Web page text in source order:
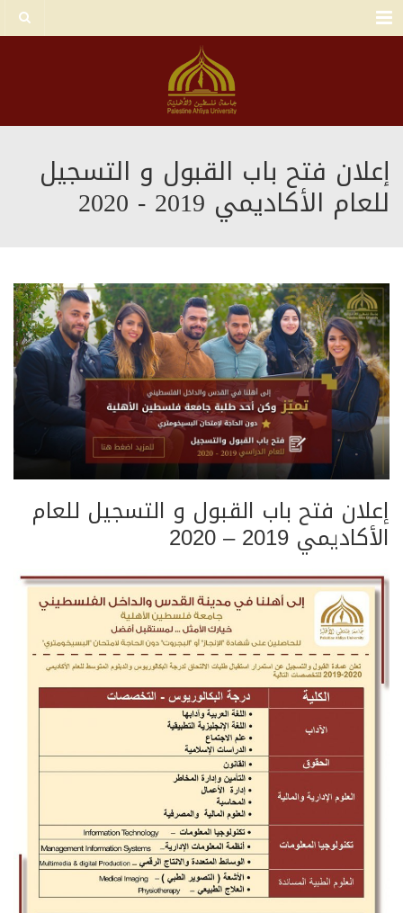
Menu
إعلان فتح باب القبول و التسجيل
للعام الأكاديمي 2019 - 2020
إعلان فتح باب القبول و التسجيل للعام
الأكاديمي 2019 – 2020